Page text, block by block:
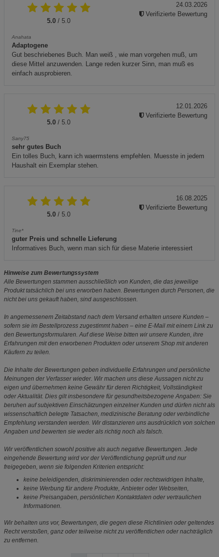
5.0 / 5.0
Anahata
Adaptogene
Gut beschriebenes Buch. Man weiß , wie man vorgehen muß, um
diese Mittel anzuwenden. Lange reden kurzer Sinn, man muß es
einfach ausprobieren.
24.03.2026
Verifizierte Bewertung
5.0 / 5.0
Sany75
sehr gutes Buch
Ein tolles Buch, kann ich waermstens empfehlen. Muesste in jedem
Haushalt ein Exemplar stehen.
12.01.2026
Verifizierte Bewertung
5.0 / 5.0
Tine*
guter Preis und schnelle Lieferung
Informatives Buch, wenn man sich für diese Materie interessiert
16.08.2025
Verifizierte Bewertung
Hinweise zum Bewertungssystem
Alle Bewertungen stammen ausschließlich von Kunden, die das jeweilige
Produkt tatsächlich bei uns erworben haben. Bewertungen durch Personen, die
nicht bei uns gekauft haben, sind ausgeschlossen.
In angemessenem Zeitabstand nach dem Versand erhalten unsere Kunden –
sofern sie im Bestellprozess zugestimmt haben – eine E-Mail mit einem Link zu
den Bewertungsformularen. Auf diese Weise bitten wir unsere Kunden, ihre
Erfahrungen mit den erworbenen Produkten oder unserem Shop mit anderen
Käufern zu teilen.
Die Inhalte der Bewertungen geben individuelle Erfahrungen und persönliche
Meinungen der Verfasser wieder. Wir machen uns diese Aussagen nicht zu
eigen und übernehmen keine Gewähr für deren Richtigkeit, Vollständigkeit
oder Aktualität. Dies gilt insbesondere für gesundheitsbezogene Angaben: Sie
beruhen auf subjektiven Einschätzungen einzelner Kunden und dürfen nicht als
wissenschaftlich belegte Tatsachen, medizinische Beratung oder verbindliche
Empfehlung verstanden werden. Wir distanzieren uns ausdrücklich von solchen
Angaben und bewerten sie weder als richtig noch als falsch.
Wir veröffentlichen sowohl positive als auch negative Bewertungen. Jede
eingehende Bewertung wird vor der Veröffentlichung geprüft und nur
freigegeben, wenn sie folgenden Kriterien entspricht:
keine beleidigenden, diskriminierenden oder rechtswidrigen Inhalte,
keine Werbung für andere Produkte, Anbieter oder Webseiten,
keine Preisangaben, persönlichen Kontaktdaten oder vertraulichen
Informationen.
Wir behalten uns vor, Bewertungen, die gegen diese Richtlinien oder geltendes
Recht verstoßen, ganz oder teilweise nicht zu veröffentlichen oder nachträglich
zu entfernen.